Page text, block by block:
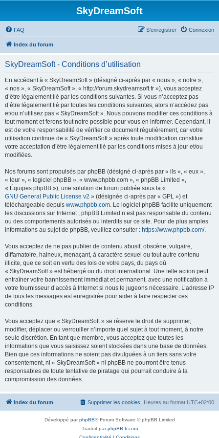
SkyDreamSoft
FAQ Connexion
S’enregistrer
Index du forum
SkyDreamSoft - Conditions d’utilisation
En accédant à « SkyDreamSoft » (désigné ci-après par « nous », « notre »,
« nos », « SkyDreamSoft », « http://forum.skydreamsoft.fr »), vous acceptez
d’être légalement lié par les conditions suivantes. Si vous n’acceptez pas
d’être légalement lié par toutes les conditions suivantes, alors n’accédez pas
et/ou n’utilisez pas « SkyDreamSoft ». Nous pouvons modifier ces conditions à
tout moment et ferons tout notre possible pour vous en informer. Cependant, il
est de votre responsabilité de vérifier ce document régulièrement, car votre
utilisation continue de « SkyDreamSoft » après toute modification constitue
votre acceptation d’être légalement lié par les conditions mises à jour et/ou
modifiées.
Nos forums sont propulsés par phpBB (désigné ci-après par « ils », « eux »,
« leur », « logiciel phpBB », « www.phpbb.com », « phpBB Limited »,
« Équipes phpBB »), une solution de forum publiée sous la «
GNU General Public License v2 » (désignée ci-après par « GPL ») et
téléchargeable depuis www.phpbb.com. Le logiciel phpBB facilite uniquement
les discussions sur Internet ; phpBB Limited n’est pas responsable du contenu
ou des comportements autorisés ou interdits sur ce site. Pour de plus amples
informations au sujet de phpBB, veuillez consulter : https://www.phpbb.com/.
Vous acceptez de ne pas publier de contenu abusif, obscène, vulgaire,
diffamatoire, haineux, menaçant, à caractère sexuel ou tout autre contenu
illicite, que ce soit en vertu des lois de votre pays, du pays où
« SkyDreamSoft » est hébergé ou du droit international. Une telle action peut
entraîner votre bannissement immédiat et permanent, avec une notification à
votre fournisseur d’accès à Internet si nous le jugeons nécessaire. L’adresse IP
de tous les messages est enregistrée pour aider à faire respecter ces
conditions.
Vous acceptez que « SkyDreamSoft » se réserve le droit de supprimer,
modifier, déplacer ou verrouiller n’importe quel sujet à tout moment, à notre
seule discrétion. En tant que membre, vous acceptez que toutes les
informations que vous saisissez soient stockées dans une base de données.
Bien que ces informations ne soient pas divulguées à un tiers sans votre
consentement, ni « SkyDreamSoft » ni phpBB ne pourront être tenus
responsables de toute tentative de piratage qui pourrait conduire à la
compromission des données.
Index du forum Heures au format UTC+02:00
Supprimer les cookies
Développé parphpBB® Forum Software © phpBB Limited
Traduit parphpBB-fr.com